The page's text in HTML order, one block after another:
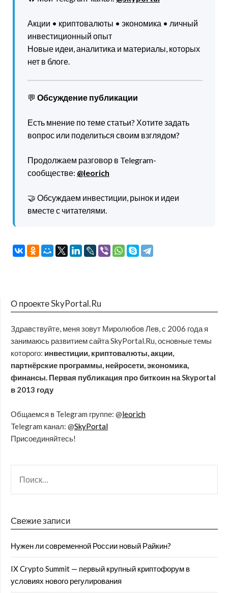
Акции • криптовалюты • экономика • личный
инвестиционный опыт
Новые идеи, аналитика и материалы, которых
нет в блоге.
💬 Обсуждение публикации
Есть мнение по теме статьи? Хотите задать
вопрос или поделиться своим взглядом?
Продолжаем разговор в Telegram-
сообществе: @leorich
🤝 Обсуждаем инвестиции, рынок и идеи
вместе с читателями.
О проекте SkyPortal.Ru
Здравствуйте, меня зовут Миролюбов Лев, с 2006 года я
занимаюсь развитием сайта SkyPortal.Ru, основные темы
которого: инвестиции, криптовалюты, акции,
партнёрские программы, нейросети, экономика,
финансы. Первая публикация про биткоин на Skyportal
в 2013 году
Общаемся в Telegram группе: @leorich
Telegram канал: @SkyPortal
Присоединяйтесь!
Свежие записи
Нужен ли современной России новый Райкин?
IX Crypto Summit — первый крупный криптофорум в
условиях нового регулирования